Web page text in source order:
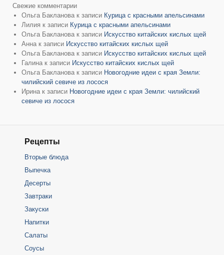
Свежие комментарии
Ольга Бакланова к записи Курица с красными апельсинами
Лилия к записи Курица с красными апельсинами
Ольга Бакланова к записи Искусство китайских кислых щей
Анна к записи Искусство китайских кислых щей
Ольга Бакланова к записи Искусство китайских кислых щей
Галина к записи Искусство китайских кислых щей
Ольга Бакланова к записи Новогодние идеи с края Земли:
чилийский севиче из лосося
Ирина к записи Новогодние идеи с края Земли: чилийский
севиче из лосося
Рецепты
Вторые блюда
Выпечка
Десерты
Завтраки
Закуски
Напитки
Салаты
Соусы